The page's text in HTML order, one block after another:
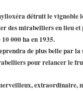
détruit le
des mirabelliers en lieu
000 ha en 1935.
de plus belle par
pour relancer le
, extraordinaire,